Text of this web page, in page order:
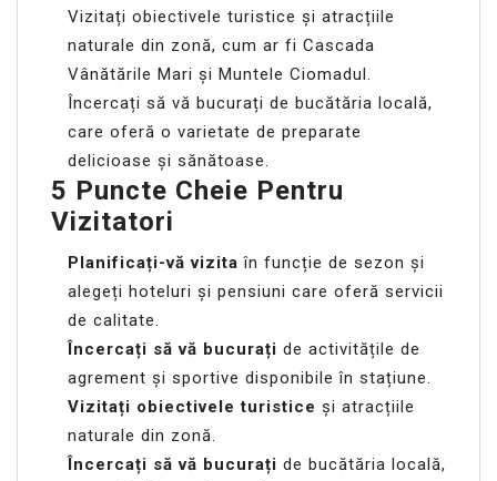
Vizitați obiectivele turistice și atracțiile
naturale din zonă, cum ar fi Cascada
Vânătările Mari și Muntele Ciomadul.
Încercați să vă bucurați de bucătăria locală,
care oferă o varietate de preparate
delicioase și sănătoase.
5 Puncte Cheie Pentru
Vizitatori
Planificați-vă vizita în funcție de sezon și
alegeți hoteluri și pensiuni care oferă servicii
de calitate.
Încercați să vă bucurați de activitățile de
agrement și sportive disponibile în stațiune.
Vizitați obiectivele turistice și atracțiile
naturale din zonă.
Încercați să vă bucurați de bucătăria locală,